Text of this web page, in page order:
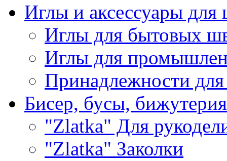
Иглы и аксессуары
Иглы для бытовых
Иглы для
Принадлежности
Бисер, бусы, бижутерия
"Zlatka" Для
"Zlatka" Заколки